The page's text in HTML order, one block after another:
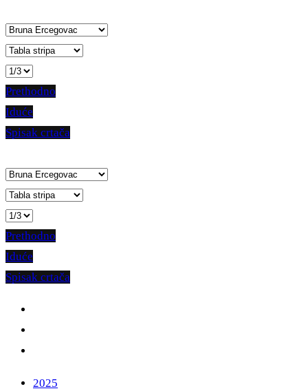
Prethodno
Iduće
Spisak crtača
Prethodno
Iduće
Spisak crtača
2025